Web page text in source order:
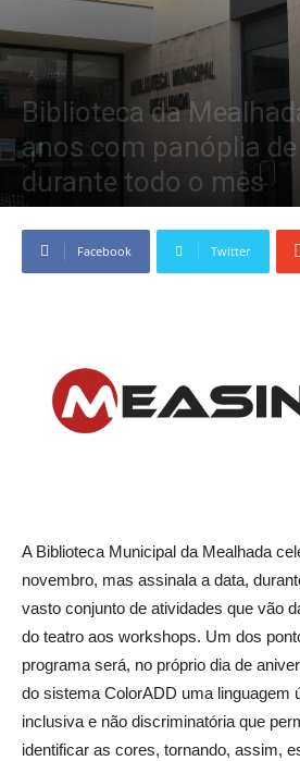
Agenda
Biblioteca da
anos com panóplia
durante todo o mês
Facebook Twitter
A Biblioteca Municipal da Mealhada
novembro, mas assinala a data,
vasto conjunto de atividades que vão
do teatro aos workshops. Um dos
programa será, no próprio dia de
do sistema ColorADD uma linguagem
inclusiva e não discriminatória que
identificar as cores, tornando, assim,